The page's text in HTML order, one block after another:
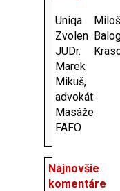
Uniqa
Zvolen
Miloš
JUDr.
Marek
Mikuš,
advokát
Masáže
FAFO
Najnovšie
komentáre